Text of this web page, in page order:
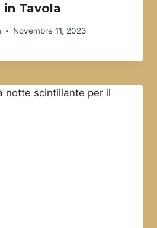
Tavola
Novembre 11, 2023